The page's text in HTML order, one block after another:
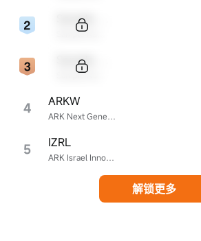
4 ARK Next Generation Internet ETF
ARKW
5 ARK Israel Innovative Technology ETF
IZRL
解锁更多